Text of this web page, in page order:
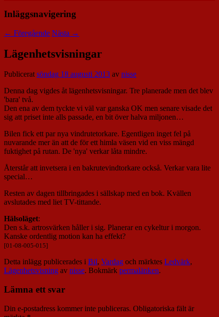
Inläggsnavigering
← Föregående Nästa →
Lägenhetsvisningar
Publiceratsöndag 18 augusti 2013 av nisse
Denna dag vigdes åt lägenhetsvisningar. Tre planerade men det blev
'bara' två.
Den ena av dem tyckte vi väl var ganska OK men senare visade det
sig att priset inte alls passade, en bit över halva miljonen…
Bilen fick ett par nya vindrutetorkare. Egentligen inget fel på
nuvarande mer än att de för ett himla väsen vid en viss mängd
fuktighet på rutan. De 'nya' verkar låta mindre.
Återstår att invetsera i en bakrutevindtorkare också. Verkar vara lite
special…
Resten av dagen tillbringades i sällskap med en bok. Kvällen
avslutades med liet TV-tittande.
Hälsoläget:
Den s.k. artrosvärken håller i sig. Planerar en cykeltur i morgon.
Kanske ordentlig motion kan ha effekt?
[01-08-005-015]
Detta inlägg publicerades i Bil, Vardag och märktes Ledvärk,
Lägenhetsvisning av nisse. Bokmärk permalänken.
Lämna ett svar
Din e-postadress kommer inte publiceras. Obligatoriska fält är